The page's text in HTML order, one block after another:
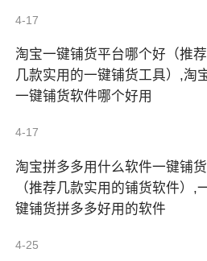
4-17
淘宝一键铺货平台哪个好（推荐
几款实用的一键铺货工具）,淘
一键铺货软件哪个好用
4-17
淘宝拼多多用什么软件一键铺货
（推荐几款实用的铺货软件）,
键铺货拼多多好用的软件
4-25